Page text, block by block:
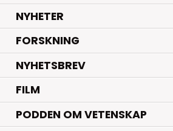
NYHETER.
FORSKNING.
NYHETSBREV
FILM
PODDEN OM VETENSKAP